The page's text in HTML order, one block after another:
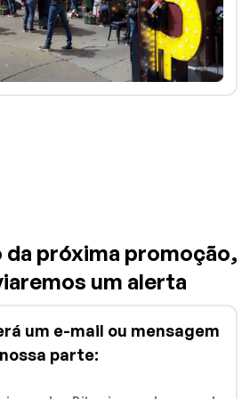
da próxima promoção,
um alerta
um e-mail ou mensagem
parte: